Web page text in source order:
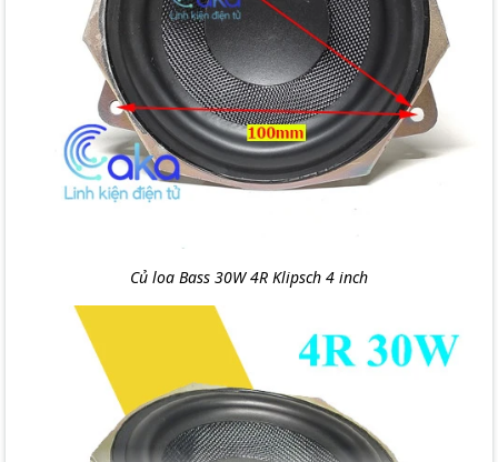
Củ loa Bass 30W 4R Klipsch 4 inch